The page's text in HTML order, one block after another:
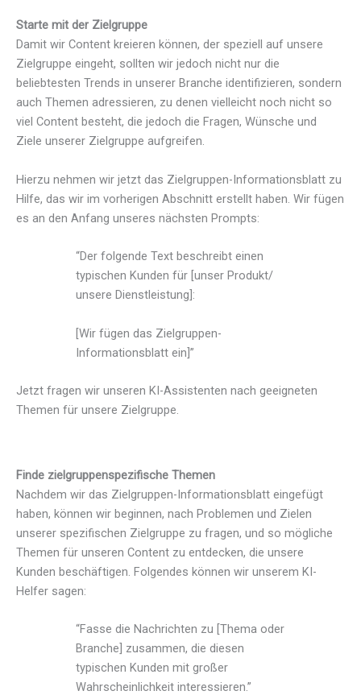
Starte mit der Zielgruppe
Damit wir Content kreieren können, der speziell auf unsere
Zielgruppe eingeht, sollten wir jedoch nicht nur die
beliebtesten Trends in unserer Branche identifizieren, sondern
auch Themen adressieren, zu denen vielleicht noch nicht so
viel Content besteht, die jedoch die Fragen, Wünsche und
Ziele unserer Zielgruppe aufgreifen.
Hierzu nehmen wir jetzt das Zielgruppen-Informationsblatt zu
Hilfe, das wir im vorherigen Abschnitt erstellt haben. Wir fügen
es an den Anfang unseres nächsten Prompts:
“Der folgende Text beschreibt einen
typischen Kunden für [unser Produkt/
unsere Dienstleistung]:
[Wir fügen das Zielgruppen-
Informationsblatt ein]”
Jetzt fragen wir unseren KI-Assistenten nach geeigneten
Themen für unsere Zielgruppe.
Finde zielgruppenspezifische Themen
Nachdem wir das Zielgruppen-Informationsblatt eingefügt
haben, können wir beginnen, nach Problemen und Zielen
unserer spezifischen Zielgruppe zu fragen, und so mögliche
Themen für unseren Content zu entdecken, die unsere
Kunden beschäftigen. Folgendes können wir unserem KI-
Helfer sagen:
“Fasse die Nachrichten zu [Thema oder
Branche] zusammen, die diesen
typischen Kunden mit großer
Wahrscheinlichkeit interessieren.”